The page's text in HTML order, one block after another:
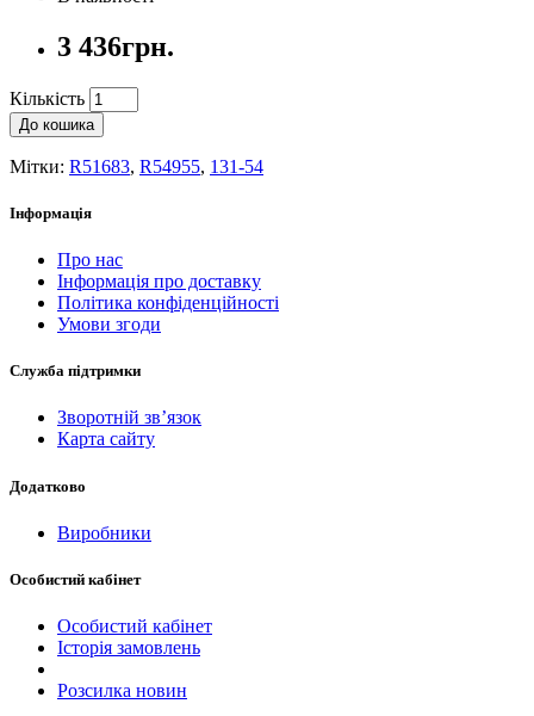
3 436грн.
Кількість
До кошика
Мітки: R51683, R54955, 131-54
Інформація
Про нас
Інформація про доставку
Політика конфіденційності
Умови згоди
Служба підтримки
Зворотній зв’язок
Карта сайту
Додатково
Виробники
Особистий кабінет
Особистий кабінет
Історія замовлень
Розсилка новин